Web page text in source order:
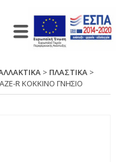
> ΠΛΑΣΤΙΚΑ >
R ΚΟΚΚΙΝΟ ΓΝΗΣΙΟ